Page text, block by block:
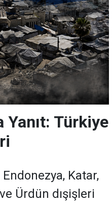
Yanıt: Türkiye
Katar,
Ürdün dışişleri